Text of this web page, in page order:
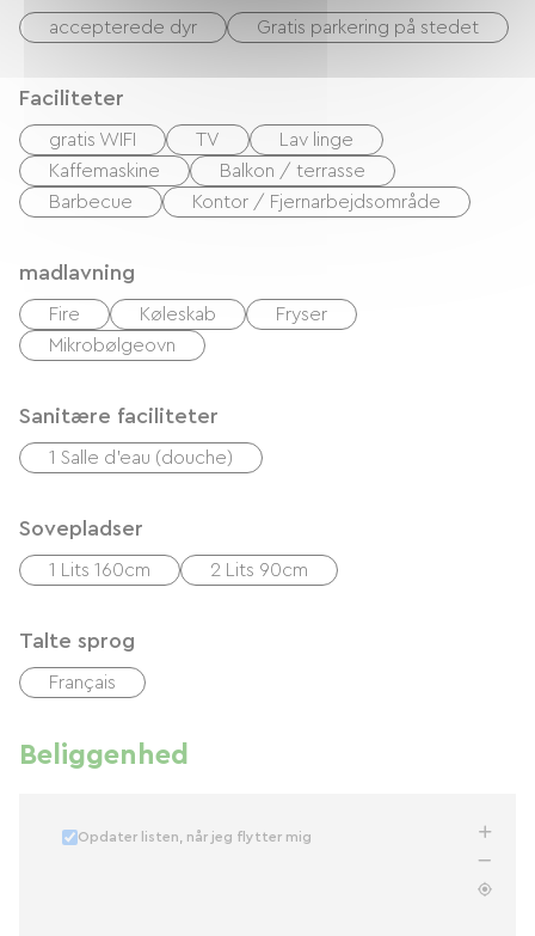
accepterede dyr Gratis parkering på stedet
Faciliteter
gratis WIFI TV
Lav linge
Kaffemaskine
Balkon / terrasse
Barbecue
Kontor / Fjernarbejdsområde
madlavning
Fire Køleskab
Fryser
Mikrobølgeovn
Sanitære faciliteter
1 Salle d'eau (douche)
Sovepladser
1 Lits 160cm 2 Lits 90cm
Talte sprog
Français
Beliggenhed
Opdater listen, når jeg flytter mig